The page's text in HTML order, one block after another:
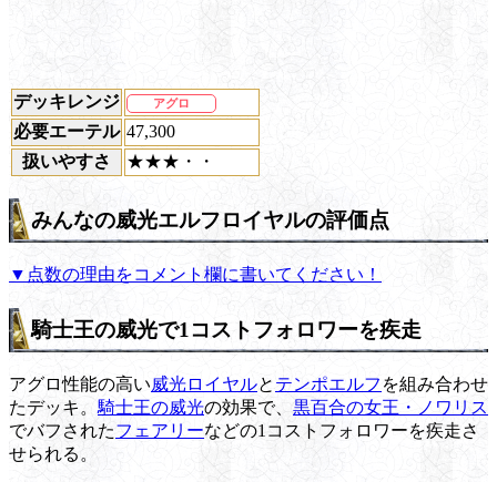
デッキレンジ アグロ
必要エーテル 47,300
扱いやすさ
★★★・・
みんなの威光エルフロイヤルの評価点
▼点数の理由をコメント欄に書いてください！
騎士王の威光で1コストフォロワーを疾走
アグロ性能の高い威光ロイヤルと テンポエルフ を組み合わせ
たデッキ。 騎士王の威光の効果で、 黒百合の女王・ノワリス
でバフされたフェアリーなどの1コストフォロワーを疾走さ
せられる。